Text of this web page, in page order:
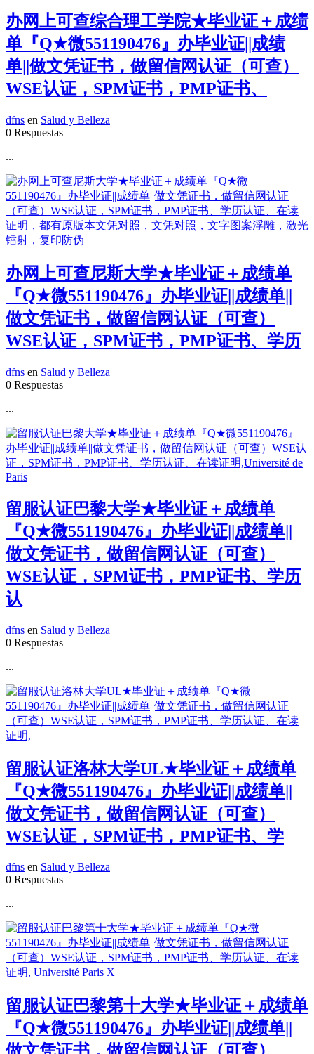
办网上可查综合理工学院★毕业证＋成绩
单『Q★微551190476』办毕业证||成绩
单||做文凭证书，做留信网认证（可查）
WSE认证，SPM证书，PMP证书、
dfns en Salud y Belleza
0 Respuestas
...
办网上可查尼斯大学★毕业证＋成绩单
『Q★微551190476』办毕业证||成绩单||
做文凭证书，做留信网认证（可查）
WSE认证，SPM证书，PMP证书、学历
dfns en Salud y Belleza
0 Respuestas
...
留服认证巴黎大学★毕业证＋成绩单
『Q★微551190476』办毕业证||成绩单||
做文凭证书，做留信网认证（可查）
WSE认证，SPM证书，PMP证书、学历
认
dfns en Salud y Belleza
0 Respuestas
...
留服认证洛林大学UL★毕业证＋成绩单
『Q★微551190476』办毕业证||成绩单||
做文凭证书，做留信网认证（可查）
WSE认证，SPM证书，PMP证书、学
dfns en Salud y Belleza
0 Respuestas
...
留服认证巴黎第十大学★毕业证＋成绩单
『Q★微551190476』办毕业证||成绩单||